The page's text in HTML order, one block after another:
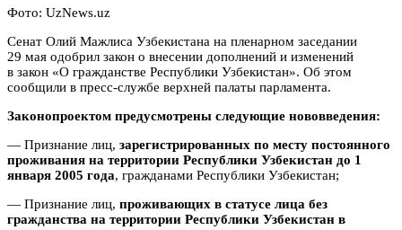
Фото: UzNews.uz
Сенат Олий Мажлиса Узбекистана на пленарном заседании
29 мая одобрил закон о внесении дополнений и изменений
в закон «О гражданстве Республики Узбекистан». Об этом
сообщили в пресс-службе верхней палаты парламента.
Законопроектом предусмотрены следующие нововведения:
— Признание лиц, зарегистрированных по месту постоянного
проживания на территории Республики Узбекистан до 1
января 2005 года, гражданами Республики Узбекистан;
— Признание лиц, проживающих в статусе лица без
гражданства на территории Республики Узбекистан в